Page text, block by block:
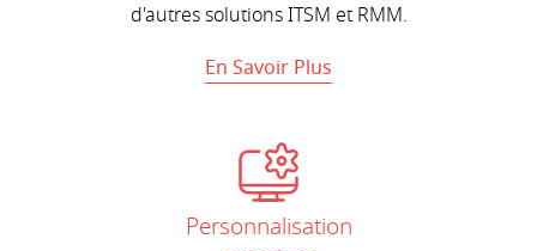
d'autres solutions ITSM et RMM.
En Savoir Plus
Personnalisation